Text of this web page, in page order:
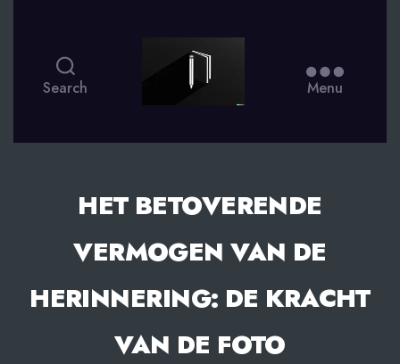
Search Menu
HET BETOVERENDE
VERMOGEN VAN DE
HERINNERING: DE KRACHT
VAN DE FOTO